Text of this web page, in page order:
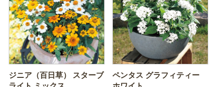
ジニア（百日草） スターブ
ペンタス グラフィティー